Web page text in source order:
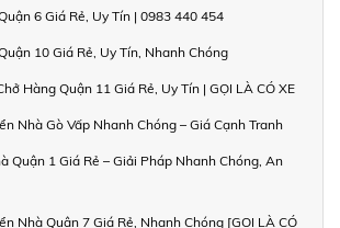
6 Giá Rẻ, Uy Tín | 0983 440 454
10 Giá Rẻ, Uy Tín, Nhanh Chóng
Hàng Quận 11 Giá Rẻ, Uy Tín | GỌI LÀ CÓ XE
Nhà Gò Vấp Nhanh Chóng – Giá Cạnh Tranh
Quận 1 Giá Rẻ – Giải Pháp Nhanh Chóng, An
Nhà Quận 7 Giá Rẻ, Nhanh Chóng [GỌI LÀ CÓ